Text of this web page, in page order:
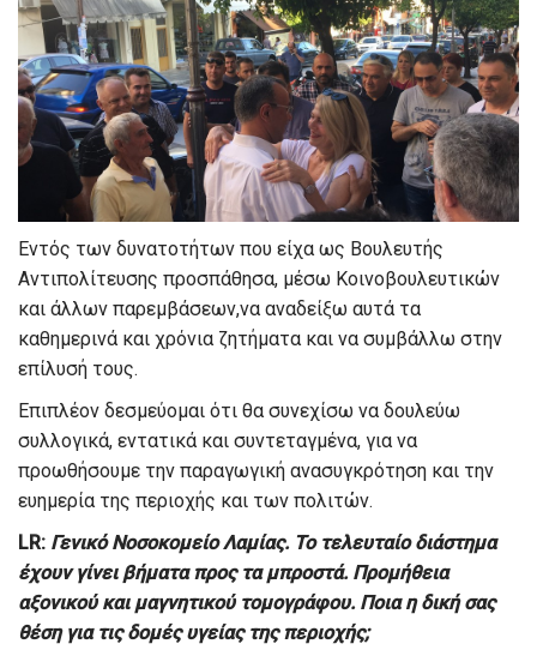
Εντός των δυνατοτήτων που είχα ως Βουλευτής
Αντιπολίτευσης προσπάθησα, μέσω Κοινοβουλευτικών
και άλλων παρεμβάσεων,να αναδείξω αυτά τα
καθημερινά και χρόνια ζητήματα και να συμβάλλω στην
επίλυσή τους.
Επιπλέον δεσμεύομαι ότι θα συνεχίσω να δουλεύω
συλλογικά, εντατικά και συντεταγμένα, για να
προωθήσουμε την παραγωγική ανασυγκρότηση και την
ευημερία της περιοχής και των πολιτών.
LR: Γενικό Νοσοκομείο Λαμίας. Το τελευταίο διάστημα
έχουν γίνει βήματα προς τα μπροστά. Προμήθεια
αξονικού και μαγνητικού τομογράφου. Ποια η δική σας
θέση για τις δομές υγείας της περιοχής;